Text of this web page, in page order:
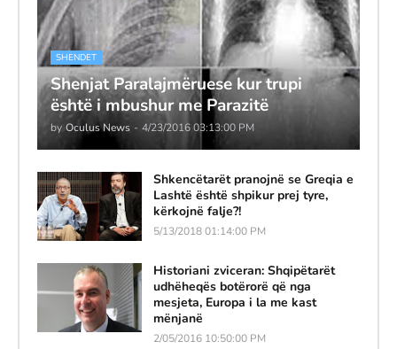
SHENDET
Shenjat Paralajmëruese kur trupi
është i mbushur me Parazitë
by Oculus News - 4/23/2016 03:13:00 PM
Shkencëtarët pranojnë se Greqia e
Lashtë është shpikur prej tyre,
kërkojnë falje?!
5/13/2018 01:14:00 PM
Historiani zviceran: Shqipëtarët
udhëheqës botërorë që nga
mesjeta, Europa i la me kast
mënjanë
2/05/2016 10:50:00 PM